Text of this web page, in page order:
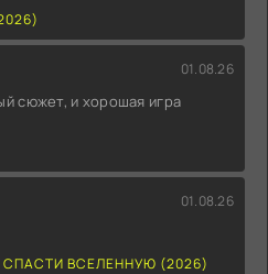
01.08.26
сюжет, и хорошая игра
01.08.26
ВСЕЛЕННУЮ (2026)